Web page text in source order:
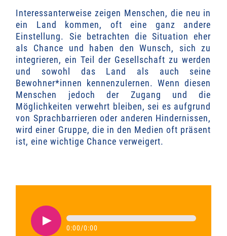
Interessanterweise zeigen Menschen, die neu in
ein Land kommen, oft eine ganz andere
Einstellung. Sie betrachten die Situation eher
als Chance und haben den Wunsch, sich zu
integrieren, ein Teil der Gesellschaft zu werden
und sowohl das Land als auch seine
Bewohner*innen kennenzulernen. Wenn diesen
Menschen jedoch der Zugang und die
Möglichkeiten verwehrt bleiben, sei es aufgrund
von Sprachbarrieren oder anderen Hindernissen,
wird einer Gruppe, die in den Medien oft präsent
ist, eine wichtige Chance verweigert.
0:00/0:00